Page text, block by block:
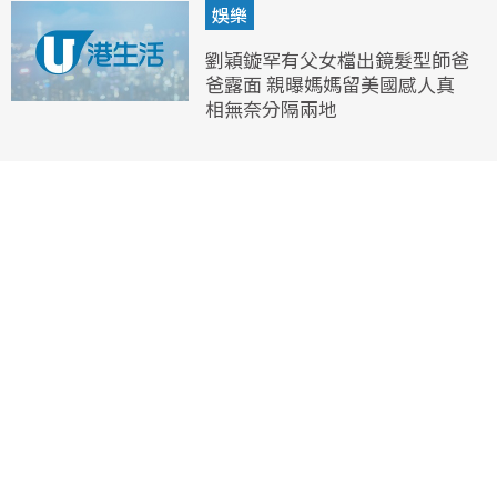
娛樂
劉穎鏇罕有父女檔出鏡髮型師爸
爸露面 親曝媽媽留美國感人真
相無奈分隔兩地